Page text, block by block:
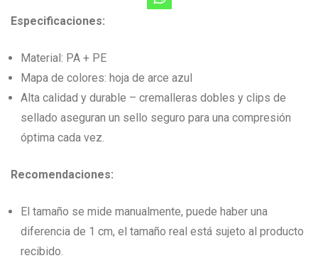
Especificaciones:
Material: PA + PE
Mapa de colores: hoja de arce azul
Alta calidad y durable – cremalleras dobles y clips de
sellado aseguran un sello seguro para una compresión
óptima cada vez.
Recomendaciones:
El tamaño se mide manualmente, puede haber una
diferencia de 1 cm, el tamaño real está sujeto al producto
recibido.